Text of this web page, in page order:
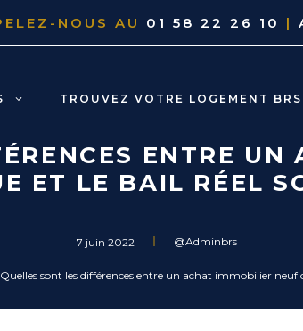
NOUS AU 01 58 22 26 10 |
TROUVEZ VOTRE LOGEMENT BRS
ENTRE
ET LE BAIL RÉEL
7 juin 2022 @Adminbrs
Quelles sont les différences entre un achat immobilier neuf